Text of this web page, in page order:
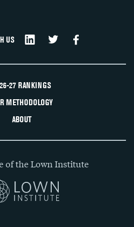
US
27 RANKINGS
METHODOLOGY
ABOUT
of the Lown Institute